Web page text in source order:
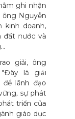
ghi nhận
ông Nguyễn
kinh doanh,
đất nước và
giải, ông
là giải
lãnh đạo
sự phát
triển của
giáo dục